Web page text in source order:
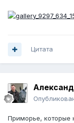
Цитата
Приморье, которые